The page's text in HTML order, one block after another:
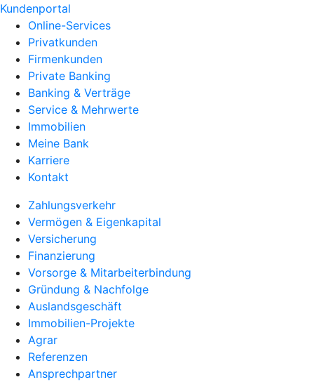
Kundenportal
Online-Services
Privatkunden
Firmenkunden
Private Banking
Banking & Verträge
Service & Mehrwerte
Immobilien
Meine Bank
Karriere
Kontakt
Zahlungsverkehr
Vermögen & Eigenkapital
Versicherung
Finanzierung
Vorsorge & Mitarbeiterbindung
Gründung & Nachfolge
Auslandsgeschäft
Immobilien-Projekte
Agrar
Referenzen
Ansprechpartner